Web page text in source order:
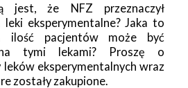
jest, że NFZ przeznaczył
leki eksperymentalne? Jaka to
ilość pacjentów może być
tymi lekami? Proszę o
eksperymentalnych wraz
zostały zakupione.